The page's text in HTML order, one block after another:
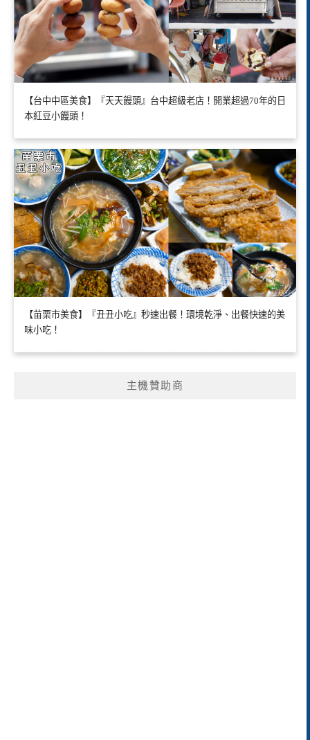
【台中中區美食】『天天饅頭』台中超級老店！開業超過70年的日
本紅豆小饅頭！
【苗栗市美食】『丑丑小吃』秒速出餐！環境乾淨、出餐快速的美
味小吃！
主機贊助商